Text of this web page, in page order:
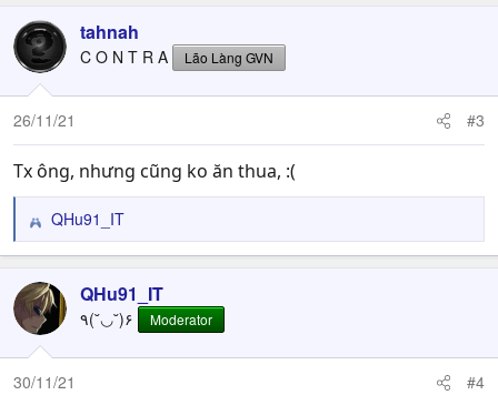
c
t
i
o
n
tahnah
C O N T R A Lão Làng GVN
26/11/21 #3
Tx ông, nhưng cũng ko ăn thua, :(
R
e
c
t
i
o
n
QHu91_IT
QHu91_IT
٩(˘◡˘)۶ Moderator
30/11/21 #4